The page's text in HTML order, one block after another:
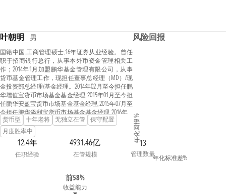
叶朝明 男
国籍中国,工商管理硕士,16年证券从业经验。曾任
职于招商银行总行，从事本外币资金管理相关工
作；2014年1月加盟鹏华基金管理有限公司，从事
货币基金管理工作，现担任董事总经理（MD）/现
金投资部总经理/基金经理。2014年02月至今担任鹏
华增值宝货币市场基金基金经理, 2015年01月至今担
任鹏华安盈宝货币市场基金基金经理, 2015年07月至
今担任鹏华添利宝货币市场基金基金经理, 2016年01
月至今担任鹏华添利交易型货币市场基金基金经
理, 2017年05月至2021年08月担任鹏华聚财通货币市
场基金基金经理, 2017年06月至2021年08月担任鹏华
盈余宝货币市场基金基金经理, 2017年06月至今担任
鹏华金元宝货币市场基金基金经理, 2018年08月至
基金基金经理, 2018年09月至2021年08月担任鹏华货
币市场证券投资基金基金经理, 2018年09月至2021年
08月担任鹏华兴鑫宝货币市场基金基金经理, 2018年
货币型 十年老将 无独立在管
保守配置
月度胜率中
12.4年
任职经验
4931.46亿
在管规模
13
管理数量
前58%
收益能力
风险回报
年化回报 %
年化标准差%